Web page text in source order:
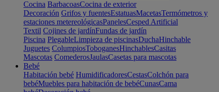
Cocina BarbacoasCocina de exterior
Decoración Grifos y fuentesEstatuasMacetasTermómetros y
estaciones metereológicasPanelesCesped Artificial
Textil Cojines de jardínFundas de jardín
Piscina PlegableLimpieza de piscinasDuchaHinchable
Juguetes ColumpiosToboganesHinchablesCasitas
Mascotas ComederosJaulasCasetas para mascotas
Bebé
Habitación bebé HumidificadoresCestasColchón para
bebéMuebles para habitación de bebéCunasCama